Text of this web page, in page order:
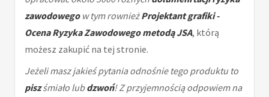
zawodowegow tym rownieżProjektant grafiki -
Ocena Ryzyka Zawodowego metodą JSA, którą
możesz zakupić na tej stronie.
Jeżeli masz jakieś pytania odnośnie tego produktu to
piszśmiało lubdzwoń! Z przyjemnością odpowiem na